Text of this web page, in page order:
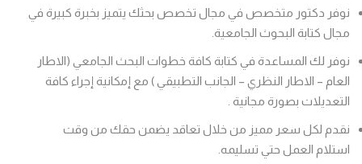
نوفر دكتور متخصص في مجال تخصص بحثك يتميز بخبرة كبيرة في
مجال كتابة البحوث الجامعية.
نوفر لك المساعدة في كتابة كافة خطوات البحث الجامعي (الاطار
العام – الاطار النظري – الجانب التطبيقي ) مع إمكانية إجراء كافة
التعديلات بصورة مجانية .
نقدم لكل سعر مميز من خلال تعاقد يضمن حقك من وقت
استلام العمل حتي تسليمه.